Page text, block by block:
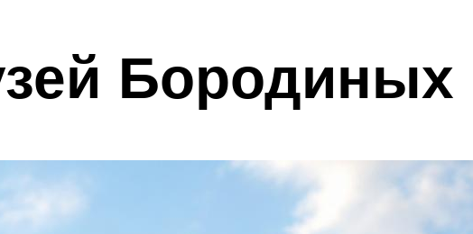
Бородиных